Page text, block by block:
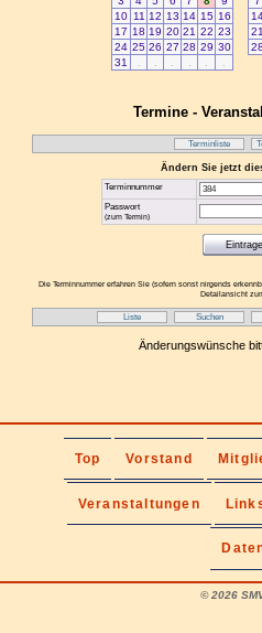
Termine -
Terminliste
Ändern Sie jetzt
Terminnummer
Passwort
(zum Termin)
Die Terminnummer erfahren Sie (sofern sonst nirgends
Detailansicht
Liste Suchen
Änderungswünsche
Top Vorstand
Veranstaltungen
©2026